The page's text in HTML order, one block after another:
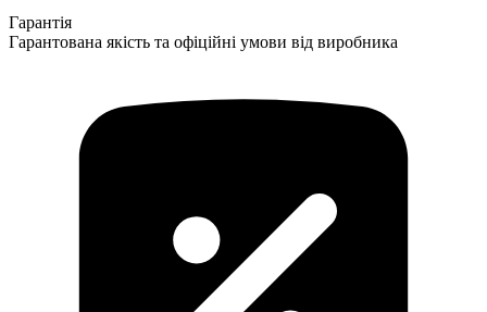
Гарантія
Гарантована якість та офіційні умови від виробника